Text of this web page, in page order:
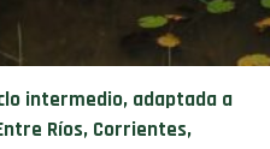
intermedio, adaptada a
Ríos, Corrientes,